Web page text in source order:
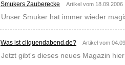
Smukers Zauberecke Artikel vom 18.09.2006
Unser Smuker hat immer wieder
Was ist cliquendabend.de? Artikel vom
Jetzt gibt's dieses neues Magazin